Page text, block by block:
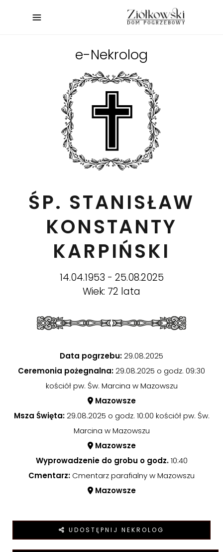
e-Nekrolog
ŚP. STANISŁAW
KONSTANTY
KARPIŃSKI
14.04.1953 - 25.08.2025
Wiek: 72 lata
Data pogrzebu:29.08.2025
Ceremonia pożegnalna:29.08.2025 o godz. 09:30
kościół pw. Św. Marcina w Mazowszu
Mazowsze
Msza Święta:29.08.2025 o godz. 10:00 kościół pw. Św.
Marcina w Mazowszu
Mazowsze
Wyprowadzenie do grobu o godz.10:40
Cmentarz: Cmentarz parafialny w Mazowszu
Mazowsze
UDOSTĘPNIJ NEKROLOG